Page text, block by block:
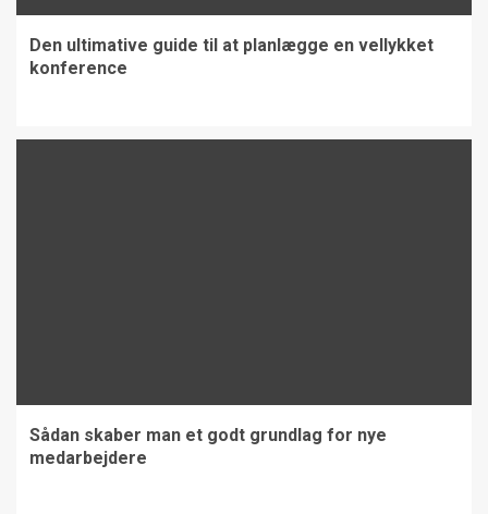
Den ultimative guide til at planlægge en vellykket
konference
Sådan skaber man et godt grundlag for nye
medarbejdere